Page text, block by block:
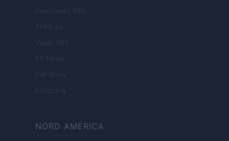
Investindo 365
Think.es
Viajar 365
ES Newz
Pet Story
Encocina
NORD AMERICA